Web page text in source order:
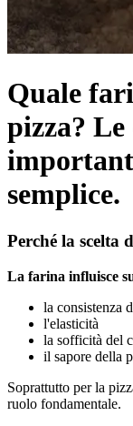
Quale
pizza?
semplice.
Perché la scelta
La farina influisce
la consistenza
l'elasticità
la sofficità del
il sapore della
Soprattutto per la
ruolo fondamentale.